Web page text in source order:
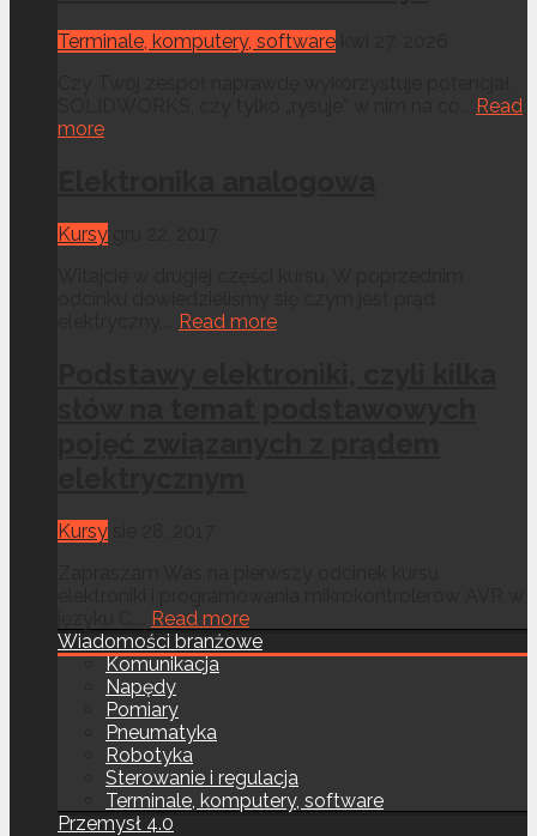
Terminale, komputery, software
Read
more
Kursy
Read more
Kursy
Read more
Wiadomości branżowe
Komunikacja
Napędy
Pomiary
Pneumatyka
Robotyka
Sterowanie i regulacja
Terminale, komputery, software
Przemysł 4.0